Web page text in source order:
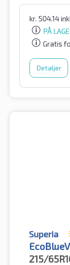
kr. 504.14
PÅ
Gratis
Detaljer
Superia
215/